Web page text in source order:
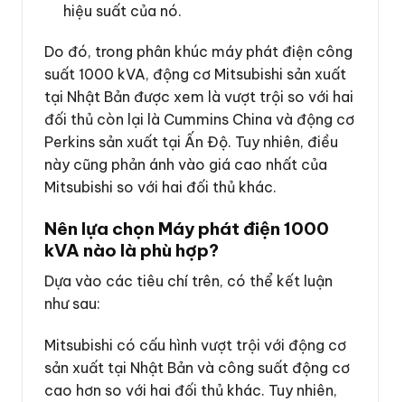
hiệu suất của nó.
Do đó, trong phân khúc máy phát điện công
suất 1000 kVA, động cơ Mitsubishi sản xuất
tại Nhật Bản được xem là vượt trội so với hai
đối thủ còn lại là Cummins China và động cơ
Perkins sản xuất tại Ấn Độ. Tuy nhiên, điều
này cũng phản ánh vào giá cao nhất của
Mitsubishi so với hai đối thủ khác.
Nên lựa chọn Máy phát điện 1000
kVA nào là phù hợp?
Dựa vào các tiêu chí trên, có thể kết luận
như sau:
Mitsubishi có cấu hình vượt trội với động cơ
sản xuất tại Nhật Bản và công suất động cơ
cao hơn so với hai đối thủ khác. Tuy nhiên,